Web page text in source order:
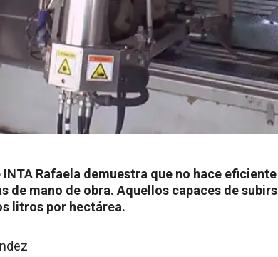
Rafaela demuestra que no hace
de mano de obra. Aquellos capaces de
litros por hectárea.